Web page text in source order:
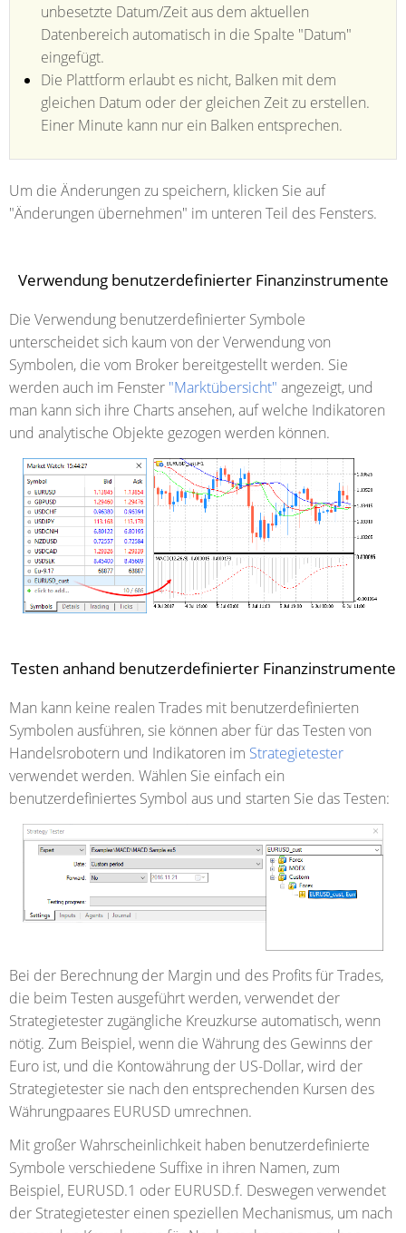
unbesetzte Datum/Zeit aus dem aktuellen
Datenbereich automatisch in die Spalte "Datum"
eingefügt.
Die Plattform erlaubt es nicht, Balken mit dem
gleichen Datum oder der gleichen Zeit zu erstellen.
Einer Minute kann nur ein Balken entsprechen.
Um die Änderungen zu speichern, klicken Sie auf
"Änderungen übernehmen" im unteren Teil des Fensters.
Verwendung benutzerdefinierter Finanzinstrumente
Die Verwendung benutzerdefinierter Symbole
unterscheidet sich kaum von der Verwendung von
Symbolen, die vom Broker bereitgestellt werden. Sie
werden auch im Fenster "Marktübersicht" angezeigt, und
man kann sich ihre Charts ansehen, auf welche Indikatoren
und analytische Objekte gezogen werden können.
Testen anhand benutzerdefinierter Finanzinstrumente
Man kann keine realen Trades mit benutzerdefinierten
Symbolen ausführen, sie können aber für das Testen von
Handelsrobotern und Indikatoren im Strategietester
verwendet werden. Wählen Sie einfach ein
benutzerdefiniertes Symbol aus und starten Sie das Testen:
Bei der Berechnung der Margin und des Profits für Trades,
die beim Testen ausgeführt werden, verwendet der
Strategietester zugängliche Kreuzkurse automatisch, wenn
nötig. Zum Beispiel, wenn die Währung des Gewinns der
Euro ist, und die Kontowährung der US-Dollar, wird der
Strategietester sie nach den entsprechenden Kursen des
Währungpaares EURUSD umrechnen.
Mit großer Wahrscheinlichkeit haben benutzerdefinierte
Symbole verschiedene Suffixe in ihren Namen, zum
Beispiel, EURUSD.1 oder EURUSD.f. Deswegen verwendet
der Strategietester einen speziellen Mechanismus, um nach